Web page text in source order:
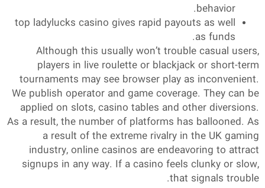
behavior.
top ladylucks casino gives rapid payouts as well
as funds.
Although this usually won’t trouble casual users,
players in live roulette or blackjack or short-term
tournaments may see browser play as inconvenient.
We publish operator and game coverage. They can be
applied on slots, casino tables and other diversions.
As a result, the number of platforms has ballooned. As
a result of the extreme rivalry in the UK gaming
industry, online casinos are endeavoring to attract
signups in any way. If a casino feels clunky or slow,
that signals trouble.